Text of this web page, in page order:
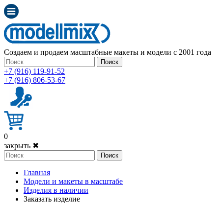
Создаем и продаем масштабные макеты и модели с 2001 года
Поиск
+7 (916) 119-91-52
+7 (916) 806-53-67
0
закрыть ✖
Поиск
Главная
Модели и макеты в масштабе
Изделия в наличии
Заказать изделие